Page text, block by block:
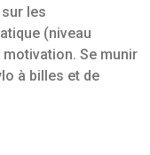
les
(niveau
Se munir
à billes et de